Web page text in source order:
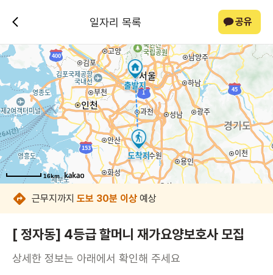
일자리 목록 공유
16km
16km
16km
16km
16km
16km
16km
16km
근무지까지 도보 30분 이상 예상
[ 정자동] 4등급 할머니 재가요양보호사 모집
상세한 정보는 아래에서 확인해 주세요